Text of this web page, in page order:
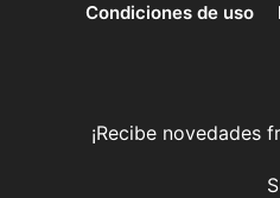
Condiciones de uso
¡Recibe novedades